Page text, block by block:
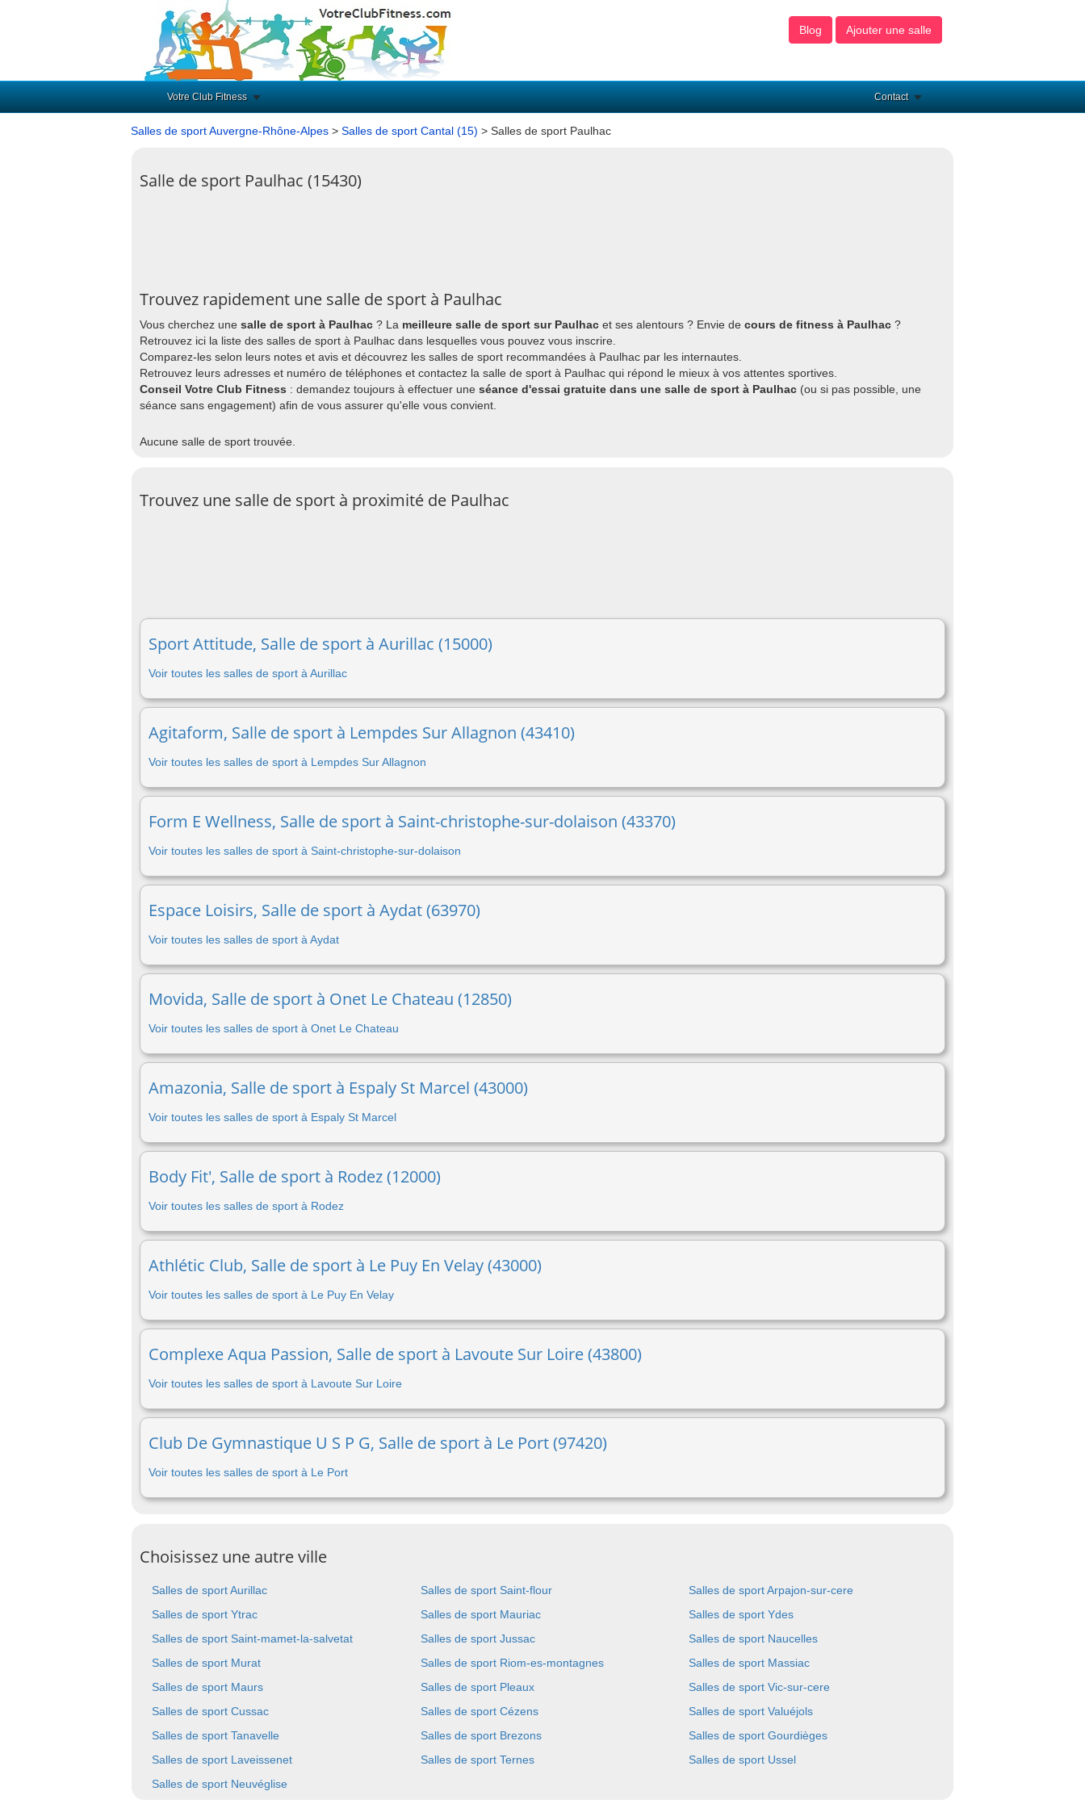
Blog Ajouter une salle
Votre Club Fitness Contact
Salles de sport Auvergne-Rhône-Alpes > Salles de sport Cantal (15) > Salles de sport Paulhac
Salle de sport Paulhac (15430)
Trouvez rapidement une salle de sport à Paulhac
Vous cherchez une salle de sport à Paulhac ? La meilleure salle de sport sur Paulhac et ses alentours ? Envie de cours de fitness à Paulhac ?
Retrouvez ici la liste des salles de sport à Paulhac dans lesquelles vous pouvez vous inscrire.
Comparez-les selon leurs notes et avis et découvrez les salles de sport recommandées à Paulhac par les internautes.
Retrouvez leurs adresses et numéro de téléphones et contactez la salle de sport à Paulhac qui répond le mieux à vos attentes sportives.
Conseil Votre Club Fitness : demandez toujours à effectuer une séance d'essai gratuite dans une salle de sport à Paulhac (ou si pas possible, une
séance sans engagement) afin de vous assurer qu'elle vous convient.
Aucune salle de sport trouvée.
Trouvez une salle de sport à proximité de Paulhac
Sport Attitude, Salle de sport à Aurillac (15000)
Voir toutes les salles de sport à Aurillac
Agitaform, Salle de sport à Lempdes Sur Allagnon (43410)
Voir toutes les salles de sport à Lempdes Sur Allagnon
Form E Wellness, Salle de sport à Saint-christophe-sur-dolaison (43370)
Voir toutes les salles de sport à Saint-christophe-sur-dolaison
Espace Loisirs, Salle de sport à Aydat (63970)
Voir toutes les salles de sport à Aydat
Movida, Salle de sport à Onet Le Chateau (12850)
Voir toutes les salles de sport à Onet Le Chateau
Amazonia, Salle de sport à Espaly St Marcel (43000)
Voir toutes les salles de sport à Espaly St Marcel
Body Fit', Salle de sport à Rodez (12000)
Voir toutes les salles de sport à Rodez
Athlétic Club, Salle de sport à Le Puy En Velay (43000)
Voir toutes les salles de sport à Le Puy En Velay
Complexe Aqua Passion, Salle de sport à Lavoute Sur Loire (43800)
Voir toutes les salles de sport à Lavoute Sur Loire
Club De Gymnastique U S P G, Salle de sport à Le Port (97420)
Voir toutes les salles de sport à Le Port
Choisissez une autre ville
Salles de sport Aurillac Salles de sport Saint-flour
Salles de sport Arpajon-sur-cere
Salles de sport Ytrac
Salles de sport Mauriac
Salles de sport Ydes
Salles de sport Saint-mamet-la-salvetat
Salles de sport Jussac
Salles de sport Naucelles
Salles de sport Murat
Salles de sport Riom-es-montagnes
Salles de sport Massiac
Salles de sport Maurs
Salles de sport Pleaux
Salles de sport Vic-sur-cere
Salles de sport Cussac
Salles de sport Cézens
Salles de sport Valuéjols
Salles de sport Tanavelle
Salles de sport Brezons
Salles de sport Gourdièges
Salles de sport Laveissenet
Salles de sport Ternes
Salles de sport Ussel
Salles de sport Neuvéglise